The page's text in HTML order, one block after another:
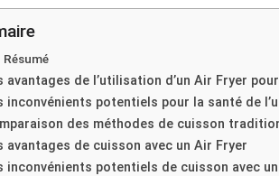
Résumé
avantages de l’utilisation d’un Air Fryer
inconvénients potentiels pour la santé de
des méthodes de cuisson
avantages de cuisson avec un Air Fryer
inconvénients potentiels de cuisson avec